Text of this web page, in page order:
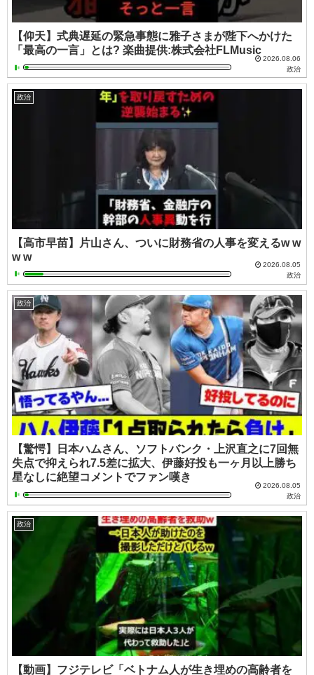
【仰天】式典遅延の緊急事態に雅子さまが陛下へかけた
「最高の一言」とは? 楽曲提供:株式会社FLMusic
2026.08.06
政治
政治
【高市早苗】片山さん、ついに財務省の人事を変えるw w
w w
2026.08.05
政治
政治
【驚愕】日本ハムさん、ソフトバンク・上沢直之に7回無
失点で抑えられ7.5差に拡大、伊藤好投も一ヶ月以上勝ち
星なしに絶望コメントでファン嘆き
2026.08.05
政治
政治
【動画】フジテレビ「ベトナム人が生き埋めの高齢者を